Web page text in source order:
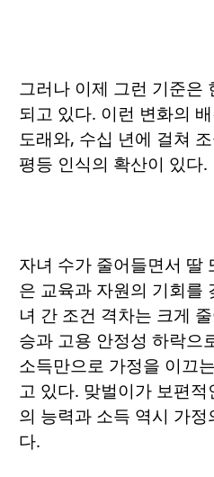
그러나 이제 그런 기준은
되고 있다. 이런 변화의
도래와, 수십 년에 걸쳐
평등 인식의 확산이 있다.
자녀 수가 줄어들면서 딸
은 교육과 자원의 기회를
녀 간 조건 격차는 크게
승과 고용 안정성 하락으
소득만으로 가정을 이끄
고 있다. 맞벌이가 보편
의 능력과 소득 역시 가
다.